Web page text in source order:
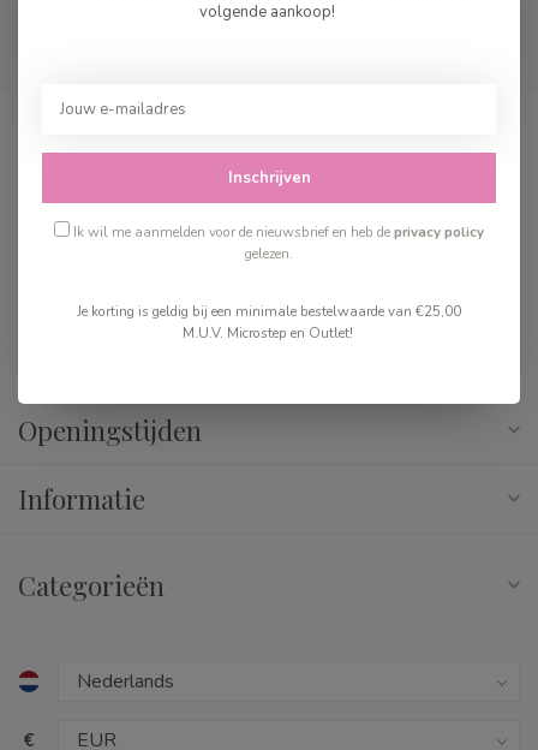
Cedille Speelgoed
Leukste speelgoed winkel in Amsterdam en Volendam!
Gelderlandplein, Arent Janszoon Ernststraat 573
Openingstijden
Informatie
Categorieën
€
volgende aankoop!
Inschrijven
Ik wil me aanmelden voor de nieuwsbrief en heb deprivacy policy
gelezen.
Je korting is geldig bij een minimale bestelwaarde van €25,00
M.U.V. Microstep en Outlet!